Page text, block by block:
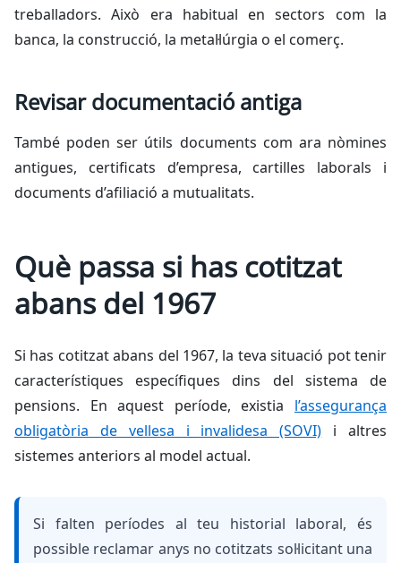
treballadors. Això era habitual en sectors com la
banca, la construcció, la metal·lúrgia o el comerç.
Revisar documentació antiga
També poden ser útils documents com ara nòmines
antigues, certificats d’empresa, cartilles laborals i
documents d’afiliació a mutualitats.
Què passa si has cotitzat
abans del 1967
Si has cotitzat abans del 1967, la teva situació pot tenir
característiques específiques dins del sistema de
pensions. En aquest període, existia l’assegurança
obligatòria de vellesa i invalidesa (SOVI) i altres
sistemes anteriors al model actual.
Si falten períodes al teu historial laboral, és
possible reclamar anys no cotitzats sol·licitant una